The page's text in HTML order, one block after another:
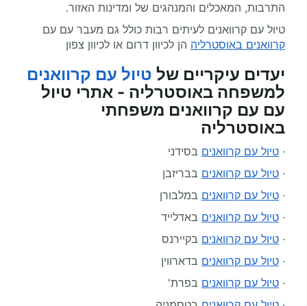
התרבות, המאכלים והמנהגים של ומדינות האזור.
טיול עם קרוואנים לעיתים רבות כולל גם מעבר עם עם
קרוואנים באוסטרליה הן לכיוון דרום או לכיוון צפון
יעדים עיקריים של טיול עם קרוואנים
למשפחה באוסטרליה - אתרי טיול
עם עם קרוואנים משפחתי
באוסטרליה
· טיול עם קרוואנים בסידני
· טיול עם קרוואנים בבריזבן
· טיול עם קרוואנים במלבורן
· טיול עם קרוואנים באדלייד
· טיול עם קרוואנים בקיירנס
· טיול עם קרוואנים בדארווין
· טיול עם קרוואנים בפרת'